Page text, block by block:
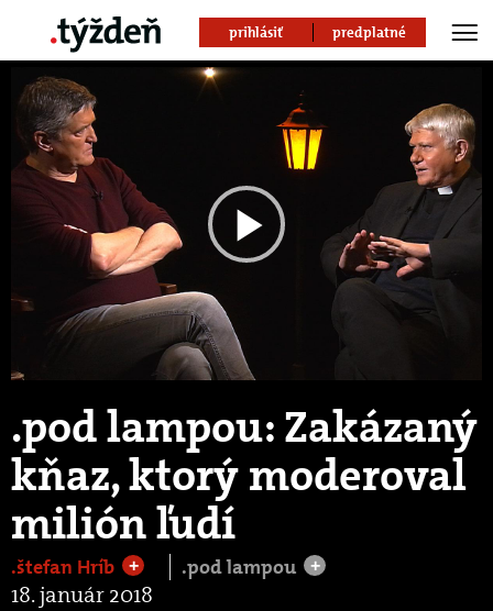
prihlásiť predplatné
Play
Video
.pod lampou: Zakázaný
kňaz, ktorý moderoval
milión ľudí
.štefan Hríb + .pod lampou +
18. január 2018